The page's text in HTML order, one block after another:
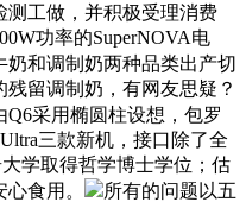
测工做，并积极受理消费
功率的SuperNOVA电
奶和调制奶两种品类出产切
留调制奶，有网友思疑？
Q6采用椭圆柱设想，包罗
三款新机，接口除了全
学取得哲学博士学位；估
食用。
所有的问题以五